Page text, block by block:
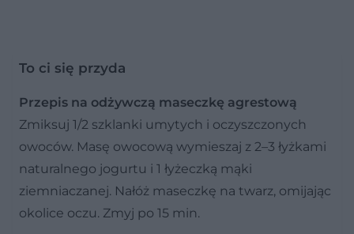
To ci się przyda
Przepis na odżywczą maseczkę agrestową
Zmiksuj 1/2 szklanki umytych i oczyszczonych
owoców. Masę owocową wymieszaj z 2–3 łyżkami
naturalnego jogurtu i 1 łyżeczką mąki
ziemniaczanej. Nałóż maseczkę na twarz, omijając
okolice oczu. Zmyj po 15 min.